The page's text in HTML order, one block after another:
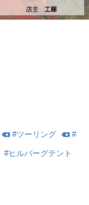
#ツーリング #
#ヒルバーグテント